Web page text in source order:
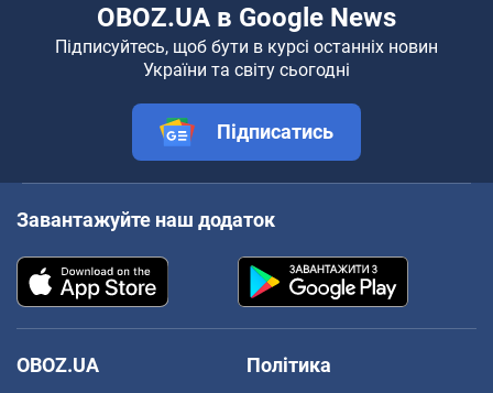
OBOZ.UA в Google News
Підписуйтесь, щоб бути в курсі останніх новин
України та світу сьогодні
Підписатись
Завантажуйте наш додаток
OBOZ.UA
Політика